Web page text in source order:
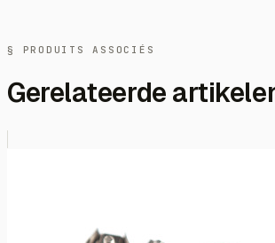
§ PRODUITS ASSOCIÉS
Gerelateerde